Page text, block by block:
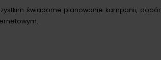
świadome planowanie kampanii, dobór